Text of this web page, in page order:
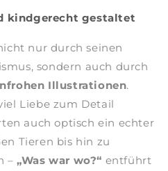
kindgerecht gestaltet
nur durch seinen
sondern auch durch
Illustrationen.
Liebe zum Detail
auch optisch ein echter
Tieren bis hin zu
–„Was war wo?“ entführt